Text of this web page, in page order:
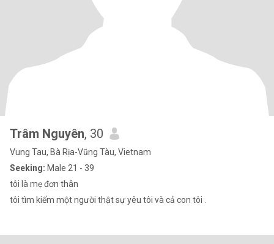
Trâm Nguyên, 30
Vung Tau, Bà Rịa-Vũng Tàu, Vietnam
Seeking: Male 21 - 39
tôi là mẹ đơn thân
tôi tìm kiếm một người thật sự yêu tôi và cả con tôi .